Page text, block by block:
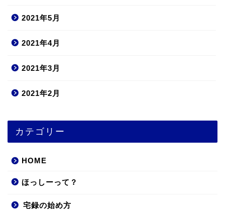
2021年5月
2021年4月
2021年3月
2021年2月
カテゴリー
HOME
ほっしーって？
宅録の始め方